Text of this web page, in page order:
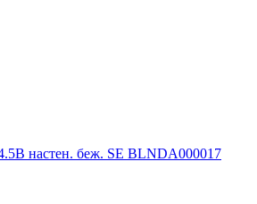
настен. беж. SE BLNDA000017